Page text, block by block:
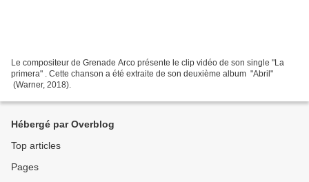
Le compositeur de Grenade Arco présente le clip vidéo de son single "La
primera" . Cette chanson a été extraite de son deuxième album "Abril"
(Warner, 2018).
Hébergé par Overblog
Top articles
Pages